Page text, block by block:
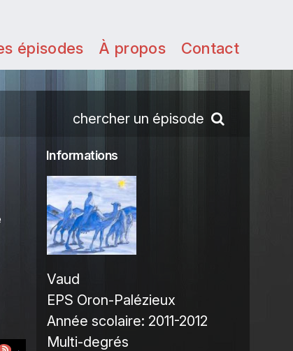
épisodes À propos Contact
chercher un épisode
Informations
Vaud
EPS Oron-Palézieux
Année scolaire: 2011-2012
Multi-degrés